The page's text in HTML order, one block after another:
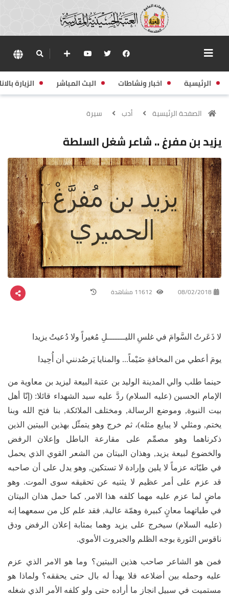
الرئيسية اخبار ونشاطات البث المباشر الزيارة
الصفحة الرئيسية أدب سيرة
يزيد بن مفرغ .. شاعر شغل السلطة
08/02/2018
لا ذَعَرتُ السَّوامَ في غلسِ الليـــــــلِ مُغيراً ولا دُعيتُ يزيدا
يومَ أعطي من المخافةِ ضَيْماً... والمنايا يَرصُدنني أن أُحِيدا
حينما طلب والي المدينة الوليد بن عتبة البيعة ليزيد بن معاوية من
الإمام الحسين (عليه السلام) ردَّ عليه سيد الشهداء قائلا: (إنّا أهل
بيت النبوة, وموضع الرسالة, ومختلف الملائكة, بنا فتح الله وبنا
يختم, ومثلي لا يبايع مثله)، ثم خرج وهو يتمثّل بهذين البيتين الذين
ذكرناهما وهو مصمِّم على مقارعة الباطل وإعلان الرفض
والخضوع لبيعة يزيد, وهذان البيتان من الشعر القوي الذي يحمل
في طيّاته عزماً لا يلين وإرادة لا تستكين, وهو يدل على أن صاحبه
قد عزم على أمر عظيم لا يثنيه عن تحقيقه سوى الموت. وهو
ماضٍ لما عزم عليه مهما كلفه هذا الامر, كما حمل هذان البيتان
في طياتهما معانٍ كبيرة وهمّة عالية, فقد علم كل من سمعهما إنه
(عليه السلام) سيخرج على يزيد وهما بمثابة إعلان الرفض ودق
ناقوس الثورة بوجه الظلم والجبروت الأموي.
فمن هو الشاعر صاحب هذين البيتين؟ وما هو الامر الذي عزم
عليه وحمله بين أضلاعه فلا يهدأ له بال حتى يحققه؟ ولماذا هو
مستميت في سبيل انجاز ما أراده حتى ولو كلفه الأمر الذي شغله